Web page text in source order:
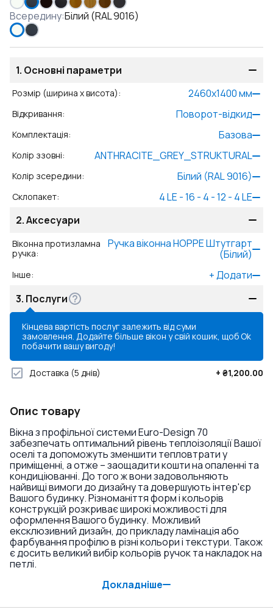
Всередину:Білий (RAL 9016)
1. Основні параметри
Розмір (ширина x висота): 2460x1400мм
Відкривання: Поворот-відкид
Комплектація: Базова
Колір ззовні: ANTHRACITE_GREY_STRUKTURAL
Колір зсередини: Білий (RAL 9016)
Склопакет:
4 LE - 16 - 4 - 12 - 4 LE
2.Аксесуари
Віконна протизламна
ручка:
Ручка віконна HOPPE Штутгарт
(Білий)
Інше: +Додати
3. Послуги
Кінцева вартість послуг залежить від суми
замовлення. Додайте більше вікон у свій кошик, щоб
побачити вашу вигоду!
Ok
Доставка (5 днів) + ₴1,200.00
Опис товару
Вікна з профільної системи Euro-Design 70
забезпечать оптимальний рівень теплоізоляції Вашої
оселі та допоможуть зменшити тепловтрати у
приміщенні, а отже – заощадити кошти на опаленні та
кондиціюванні. До того ж вони задовольняють
найвищі вимоги до дизайну та довершують інтер'єр
Вашого будинку. Різноманіття форм і кольорів
конструкцій розкриває широкі можливості для
оформлення Вашого будинку. Можливий
ексклюзивний дизайн, до прикладу ламінація або
фарбування профілю в різні кольори і текстури. Також
є досить великий вибір кольорів ручок та накладок на
петлі.
Докладніше